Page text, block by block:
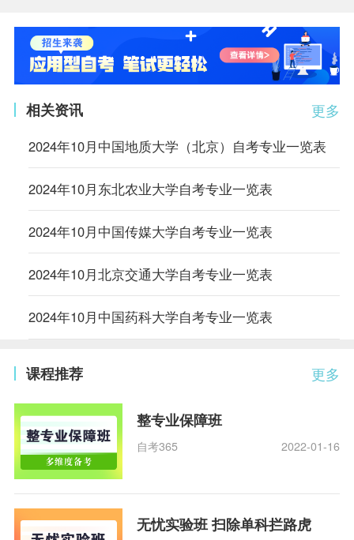
更多
相关资讯
2024年10月中国地质大学（北京）自考专业一览表
2024年10月东北农业大学自考专业一览表
2024年10月中国传媒大学自考专业一览表
2024年10月北京交通大学自考专业一览表
2024年10月中国药科大学自考专业一览表
更多
课程推荐
整专业保障班
自考365 2022-01-16
无忧实验班 扫除单科拦路虎